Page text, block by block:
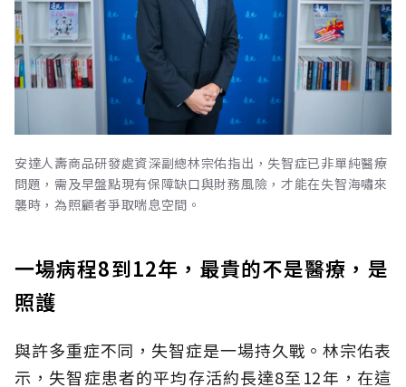
安達人壽商品研發處資深副總林宗佑指出，失智症已非單純醫療
問題，需及早盤點現有保障缺口與財務風險，才能在失智海嘯來
襲時，為照顧者爭取喘息空間。
一場病程8到12年，最貴的不是醫療，是
照護
與許多重症不同，失智症是一場持久戰。林宗佑表
示，失智症患者的平均存活約長達8至12年，在這